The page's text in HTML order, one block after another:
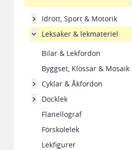
Idrott, Sport & Motorik
Leksaker & lekmateriel
Bilar & Lekfordon
Byggset, Klossar & Mosaik
Cyklar & Åkfordon
Docklek
Flanellograf
Förskolelek
Lekfigurer